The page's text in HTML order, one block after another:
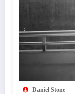
Daniel Stone